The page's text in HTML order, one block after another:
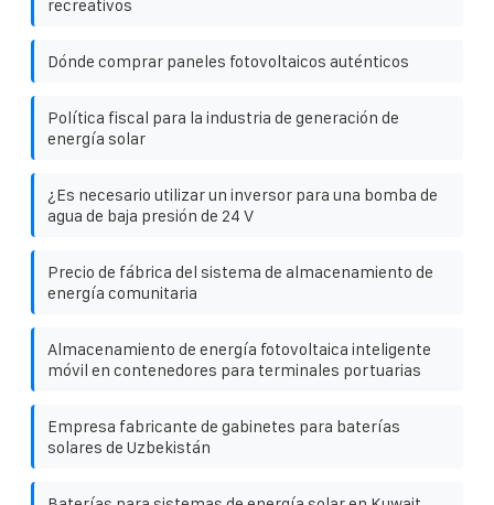
recreativos
Dónde comprar paneles fotovoltaicos auténticos
Política fiscal para la industria de generación de
energía solar
¿Es necesario utilizar un inversor para una bomba de
agua de baja presión de 24 V
Precio de fábrica del sistema de almacenamiento de
energía comunitaria
Almacenamiento de energía fotovoltaica inteligente
móvil en contenedores para terminales portuarias
Empresa fabricante de gabinetes para baterías
solares de Uzbekistán